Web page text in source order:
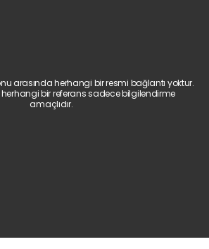
arasında herhangi bir resmi bağlantı yoktur.
herhangi bir referans sadece bilgilendirme
amaçlıdır.